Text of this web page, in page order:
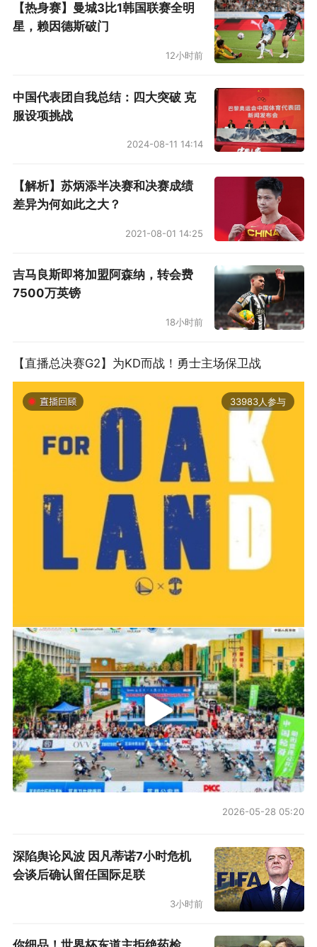
【热身赛】曼城3比1韩国联赛全明
星，赖因德斯破门
12小时前
中国代表团自我总结：四大突破 克
服设项挑战
2024-08-11 14:14
【解析】苏炳添半决赛和决赛成绩
差异为何如此之大？
2021-08-01 14:25
吉马良斯即将加盟阿森纳，转会费
7500万英镑
18小时前
【直播总决赛G2】为KD而战！勇士主场保卫战
33983人参与
2019-06-14 01:03
2026-05-28 05:20
深陷舆论风波 因凡蒂诺7小时危机
会谈后确认留任国际足联
3小时前